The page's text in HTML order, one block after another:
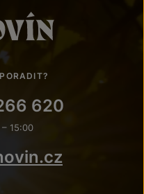
620
– 15:00